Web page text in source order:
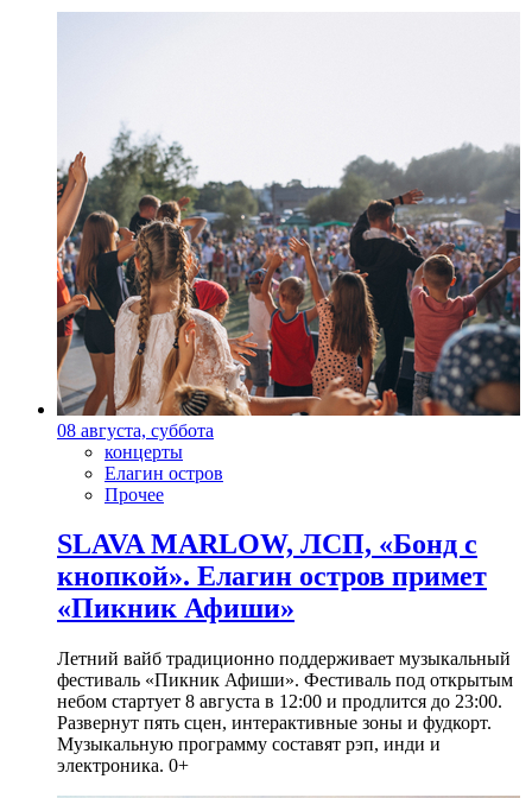
08 августа, суббота
концерты
Елагин остров
Прочее
SLAVA MARLOW, ЛСП, «Бонд с
кнопкой». Елагин остров примет
«Пикник Афиши»
Летний вайб традиционно поддерживает музыкальный
фестиваль «Пикник Афиши». Фестиваль под открытым
небом стартует 8 августа в 12:00 и продлится до 23:00.
Развернут пять сцен, интерактивные зоны и фудкорт.
Музыкальную программу составят рэп, инди и
электроника. 0+